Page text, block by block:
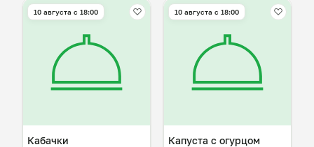
10 августа с 18:00
Кабачки
10 августа с 18:00
Капуста с огурцом